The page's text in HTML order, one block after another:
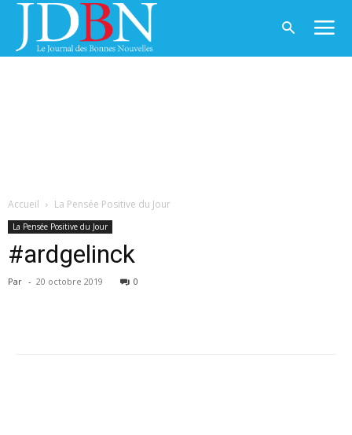
Accueil La Pensée Positive du Jour
La Pensée Positive du Jour
#ardgelinck
Par - 20 octobre 2019 0